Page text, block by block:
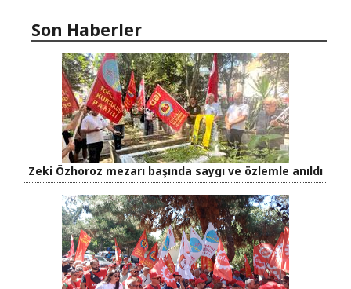
Son Haberler
Zeki Özhoroz mezarı başında saygı ve özlemle anıldı